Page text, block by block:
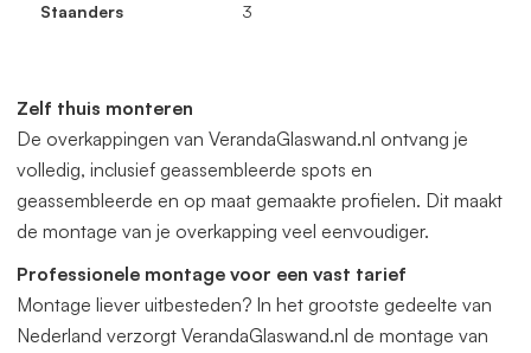
Offerte aanvragen
leveren. Zowel in de breedte als diepte. Het beste vraagt u
dan een offerte aan.
Staanders 3
Zelf thuis monteren
De overkappingen van VerandaGlaswand.nl ontvang je
volledig, inclusief geassembleerde spots en
geassembleerde en op maat gemaakte profielen. Dit maakt
de montage van je overkapping veel eenvoudiger.
Professionele montage voor een vast tarief
Montage liever uitbesteden? In het grootste gedeelte van
Nederland verzorgt VerandaGlaswand.nl de montage van